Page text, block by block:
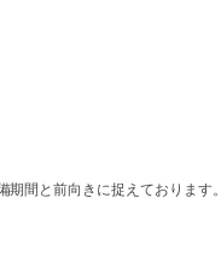
間と前向きに捉えております。